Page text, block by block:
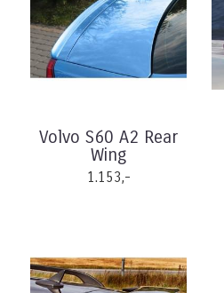
Volvo S60 A2 Rear
Wing
1.153,-